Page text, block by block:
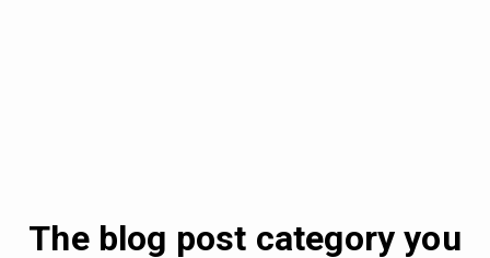
The blog post category you